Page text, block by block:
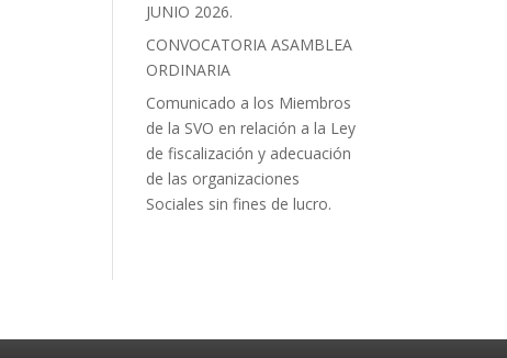
JUNIO 2026.
CONVOCATORIA ASAMBLEA
ORDINARIA
Comunicado a los Miembros
de la SVO en relación a la Ley
de fiscalización y adecuación
de las organizaciones
Sociales sin fines de lucro.